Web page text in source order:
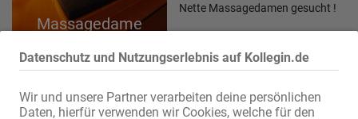
Datenschutz und Nutzungserlebnis auf Kollegin.de
Wir und unsere Partner verarbeiten deine persönlichen
Daten, hierfür verwenden wir Cookies, welche für den
Massagedame
Nette Massagedamen gesucht !
Bohmte